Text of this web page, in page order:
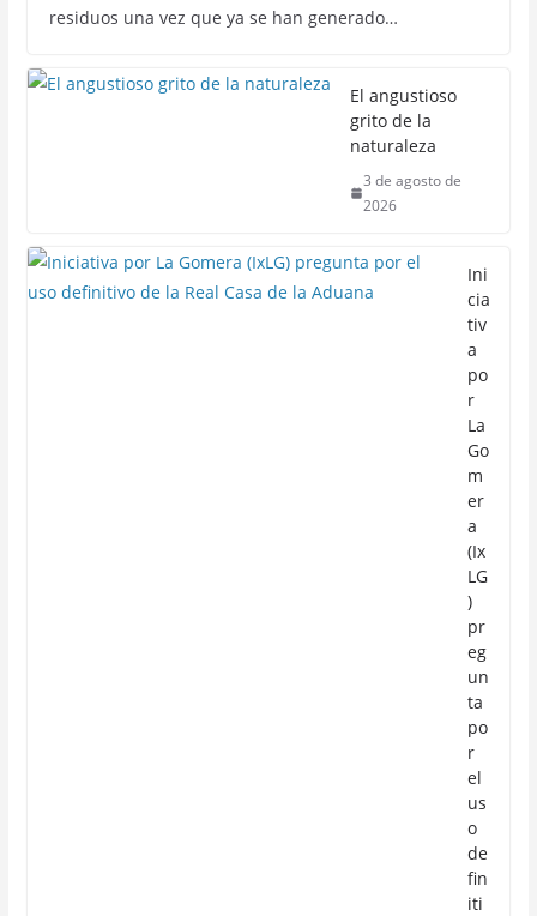
residuos una vez que ya se han generado…
El angustioso
grito de la
naturaleza
3 de agosto de
2026
Ini
cia
tiv
a
po
r
La
Go
m
er
a
(Ix
LG
)
pr
eg
un
ta
po
r
el
us
o
de
fin
iti